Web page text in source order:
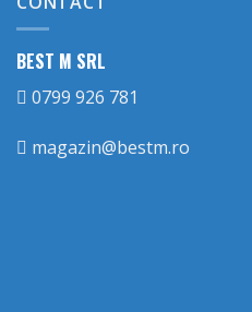
BEST M SRL
0799 926 781
magazin@bestm.ro